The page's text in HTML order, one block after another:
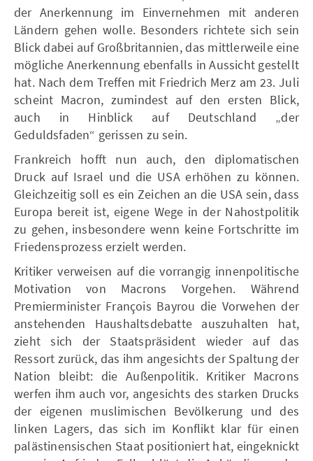
der Anerkennung im Einvernehmen mit anderen
Ländern gehen wolle. Besonders richtete sich sein
Blick dabei auf Großbritannien, das mittlerweile eine
mögliche Anerkennung ebenfalls in Aussicht gestellt
hat. Nach dem Treffen mit Friedrich Merz am 23. Juli
scheint Macron, zumindest auf den ersten Blick,
auch in Hinblick auf Deutschland „der
Geduldsfaden“ gerissen zu sein.
Frankreich hofft nun auch, den diplomatischen
Druck auf Israel und die USA erhöhen zu können.
Gleichzeitig soll es ein Zeichen an die USA sein, dass
Europa bereit ist, eigene Wege in der Nahostpolitik
zu gehen, insbesondere wenn keine Fortschritte im
Friedensprozess erzielt werden.
Kritiker verweisen auf die vorrangig innenpolitische
Motivation von Macrons Vorgehen. Während
Premierminister François Bayrou die Vorwehen der
anstehenden Haushaltsdebatte auszuhalten hat,
zieht sich der Staatspräsident wieder auf das
Ressort zurück, das ihm angesichts der Spaltung der
Nation bleibt: die Außenpolitik. Kritiker Macrons
werfen ihm auch vor, angesichts des starken Drucks
der eigenen muslimischen Bevölkerung und des
linken Lagers, das sich im Konflikt klar für einen
palästinensischen Staat positioniert hat, eingeknickt